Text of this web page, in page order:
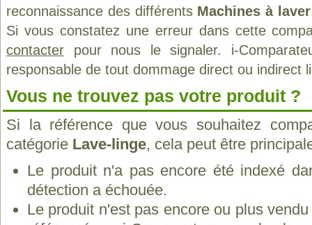
reconnaissance des différents Machines à laver
Si vous constatez une erreur dans cette
contacter pour nous le signaler. i-
responsable de tout dommage direct ou indirect
Vous ne trouvez pas votre produit ?
Si la référence que vous souhaitez
catégorie Lave-linge, cela peut être
Le produit n'a pas encore été indexé
détection a échouée.
Le produit n'est pas encore ou plus